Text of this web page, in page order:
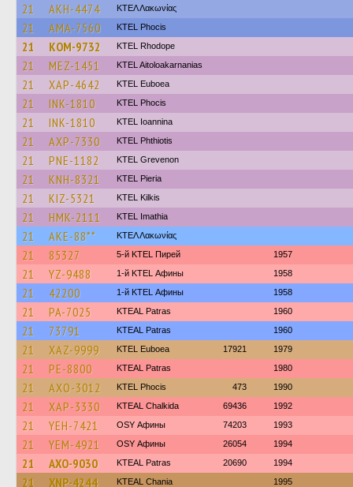
21 AKH-4474 ΚΤΕΛ Λακωνίας
21 AMA-7560 ΚΤΕL Phocis
21 KOM-9732 KTEL Rhodope
21 MEZ-1451 KTEL Aitoloakarnanias
21 XAP-4642 ΚΤΕL Euboea
21 INK-1810 ΚΤΕL Phocis
21 INK-1810 KTEL Ioannina
21 AXP-7330 ΚΤΕL Phthiotis
21 PNE-1182 ΚΤΕL Grevenon
21 KNH-8321 KTEL Pieria
21 KIZ-5321 KTEL Kilkis
21 HMK-2111 KTEL Imathia
21 AKE-88** ΚΤΕΛ Λακωνίας
21 85327 5-й KTEL Пирей 1957
21 YZ-9488 1-й KTEL Афины 1958
21 42200 1-й KTEL Афины 1958
21 PA-7025 KTEAL Patras 1960
21 73791 KTEAL Patras 1960
21 XAZ-9999 ΚΤΕL Euboea 17921 1979
21 PE-8800 KTEAL Patras 1980
21 AXO-3012 ΚΤΕL Phocis 473 1990
21 XAP-3330 KTEAL Chalkida 69436 1992
21 YEH-7421 OSY Афины 74203 1993
21 YEM-4921 OSY Афины 26054 1994
21 AXO-9030 KTEAL Patras 20690 1994
21 XNP-4244 KTEAL Chania 1995